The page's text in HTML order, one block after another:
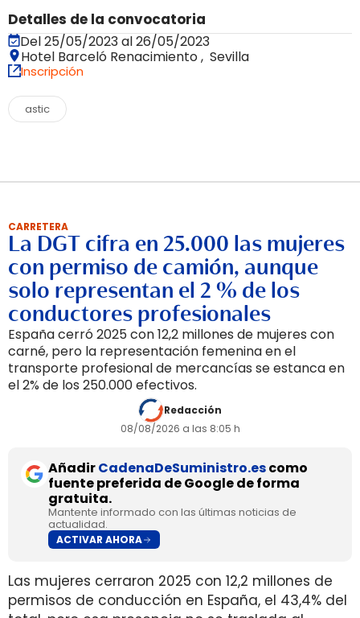
Detalles de la convocatoria
Del 25/05/2023 al 26/05/2023
Hotel Barceló Renacimiento , Sevilla
Inscripción
astic
CARRETERA
La DGT cifra en 25.000 las mujeres
con permiso de camión, aunque
solo representan el 2 % de los
conductores profesionales
España cerró 2025 con 12,2 millones de mujeres con
carné, pero la representación femenina en el
transporte profesional de mercancías se estanca en
el 2% de los 250.000 efectivos.
Redacción
08/08/2026 a las 8:05 h
AñadirCadenaDeSuministro.escomo
fuente preferida de Google de forma
gratuita.
Mantente informado con las últimas noticias de
actualidad.
ACTIVAR AHORA
Las mujeres cerraron 2025 con 12,2 millones de
permisos de conducción en España, el 43,4% del